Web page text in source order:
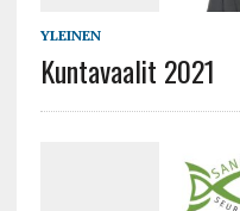
YLEINEN
Kuntavaalit 2021